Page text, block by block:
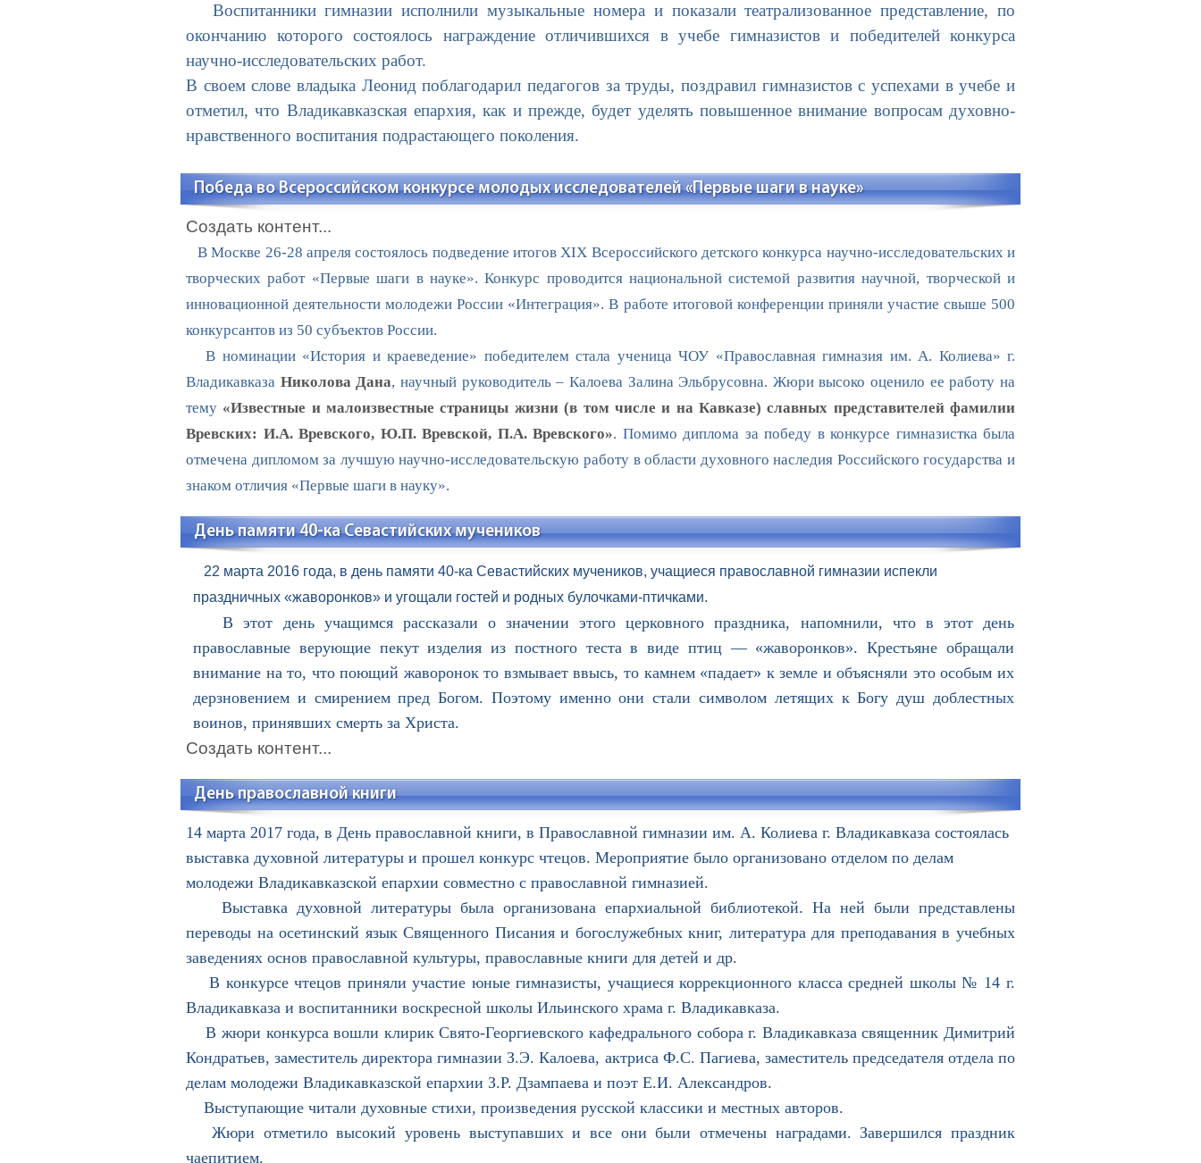
Воспитанники гимназии исполнили музыкальные номера и показали театрализованное представление, по
окончанию которого состоялось награждение отличившихся в учебе гимназистов и победителей конкурса
научно-исследовательских работ.
В своем слове владыка Леонид поблагодарил педагогов за труды, поздравил гимназистов с успехами в учебе и
отметил, что Владикавказская епархия, как и прежде, будет уделять повышенное внимание вопросам духовно-
нравственного воспитания подрастающего поколения.
Победа во Всероссийском конкурсе молодых исследователей «Первые шаги в науке»
Создать контент...
В Москве 26-28 апреля состоялось подведение итогов XIX Всероссийского детского конкурса научно-исследовательских и
творческих работ «Первые шаги в науке». Конкурс проводится национальной системой развития научной, творческой и
инновационной деятельности молодежи России «Интеграция». В работе итоговой конференции приняли участие свыше 500
конкурсантов из 50 субъектов России.
В номинации «История и краеведение» победителем стала ученица ЧОУ «Православная гимназия им. А. Колиева» г.
Владикавказа Николова Дана, научный руководитель – Калоева Залина Эльбрусовна. Жюри высоко оценило ее работу на
тему «Известные и малоизвестные страницы жизни (в том числе и на Кавказе) славных представителей фамилии
Вревских: И.А. Вревского, Ю.П. Вревской, П.А. Вревского». Помимо диплома за победу в конкурсе гимназистка была
отмечена дипломом за лучшую научно-исследовательскую работу в области духовного наследия Российского государства и
знаком отличия «Первые шаги в науку».
День памяти 40-ка Севастийских мучеников
22 марта 2016 года, в день памяти 40-ка Севастийских мучеников, учащиеся православной гимназии испекли
праздничных «жаворонков» и угощали гостей и родных булочками-птичками.
В этот день учащимся рассказали о значении этого церковного праздника, напомнили, что в этот день
православные верующие пекут изделия из постного теста в виде птиц — «жаворонков». Крестьяне обращали
внимание на то, что поющий жаворонок то взмывает ввысь, то камнем «падает» к земле и объясняли это особым их
дерзновением и смирением пред Богом. Поэтому именно они стали символом летящих к Богу душ доблестных
воинов, принявших смерть за Христа.
Создать контент...
День православной книги
14 марта 2017 года, в День православной книги, в Православной гимназии им. А. Колиева г. Владикавказа состоялась
выставка духовной литературы и прошел конкурс чтецов. Мероприятие было организовано отделом по делам
молодежи Владикавказской епархии совместно с православной гимназией.
Выставка духовной литературы была организована епархиальной библиотекой. На ней были представлены
переводы на осетинский язык Священного Писания и богослужебных книг, литература для преподавания в учебных
заведениях основ православной культуры, православные книги для детей и др.
В конкурсе чтецов приняли участие юные гимназисты, учащиеся коррекционного класса средней школы № 14 г.
Владикавказа и воспитанники воскресной школы Ильинского храма г. Владикавказа.
В жюри конкурса вошли клирик Свято-Георгиевского кафедрального собора г. Владикавказа священник Димитрий
Кондратьев, заместитель директора гимназии З.Э. Калоева, актриса Ф.С. Пагиева, заместитель председателя отдела по
делам молодежи Владикавказской епархии З.Р. Дзампаева и поэт Е.И. Александров.
Выступающие читали духовные стихи, произведения русской классики и местных авторов.
Жюри отметило высокий уровень выступавших и все они были отмечены наградами. Завершился праздник
чаепитием.